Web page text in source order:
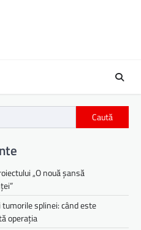
Caută
„O nouă șansă
tumorile splinei: când este
operația